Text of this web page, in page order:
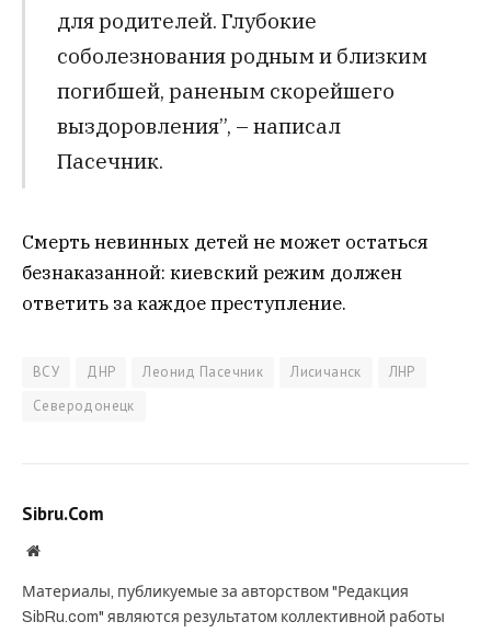
для родителей. Глубокие
соболезнования родным и близким
погибшей, раненым скорейшего
выздоровления”, – написал
Пасечник.
Смерть невинных детей не может остаться
безнаказанной: киевский режим должен
ответить за каждое преступление.
ВСУ ДНР Леонид Пасечник Лисичанск
ЛНР
Северодонецк
Sibru.Com
Website
Материалы, публикуемые за авторством "Редакция
SibRu.com" являются результатом коллективной работы